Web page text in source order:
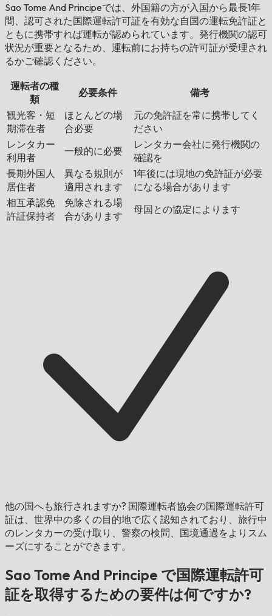
Sao Tome And Principeでは、外国籍の方が入国から最長1年
間、認可された国際運転許可証を有効な自国の運転免許証と
ともに携帯すれば運転が認められています。発行機関の認可
状況が重要となるため、運転前にお持ちの許可証が受理され
るかご確認ください。
運転者の種
類
必要条件
備考
観光客・短
期滞在者
ほとんどの場
合必要
元の免許証を常に携帯してく
ださい
レンタカー
利用者
一般的に必要
レンタカー会社に発行機関の
確認を
長期外国人
居住者
異なる規則が
適用されます
1年後には現地の免許証が必要
になる場合があります
相互承認免
許証保持者
免除される場
合があります
母国との協定によります
他の国へも旅行されますか? 国際運転者協会の国際運転許可
証は、世界中の多くの目的地で広く認知されており、旅行中
のレンタカーの受け取り、警察の検問、国境通過をよりスム
ーズにすることができます。
Sao Tome And Principe で国際運転許可
証を取得するための要件は何ですか?